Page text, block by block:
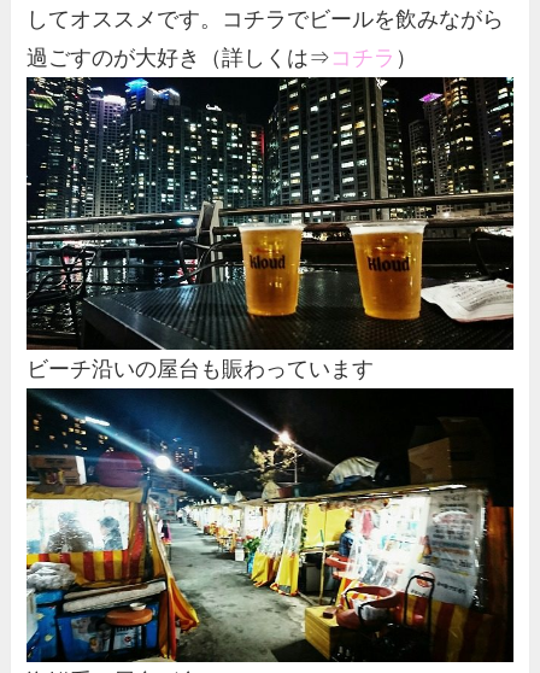
してオススメです。コチラでビールを飲みながら
過ごすのが大好き（詳しくは⇒ コチラ ）
ビーチ沿いの屋台も賑わっています